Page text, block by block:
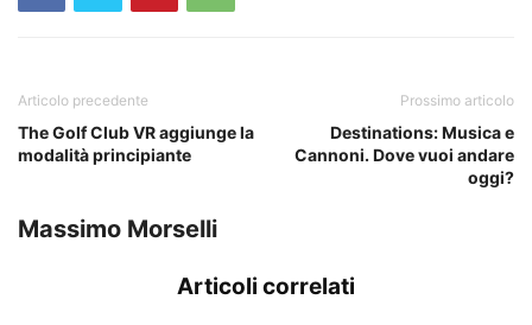
Articolo precedente
The Golf Club VR aggiunge la
modalità principiante
Prossimo articolo
Destinations: Musica e
Cannoni. Dove vuoi andare
oggi?
Massimo Morselli
Articoli correlati